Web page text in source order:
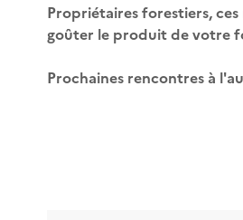
Propriétaires forestiers,
goûter le produit de votre
Prochaines rencontres à